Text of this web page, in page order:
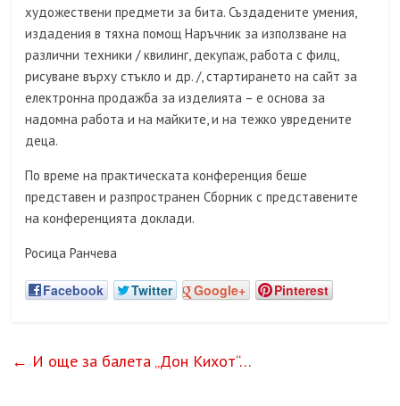
художествени предмети за бита. Създадените умения,
издадения в тяхна помощ Наръчник за използване на
различни техники / квилинг, декупаж, работа с филц,
рисуване върху стъкло и др. /, стартирането на сайт за
електронна продажба за изделията – е основа за
надомна работа и на майките, и на тежко увредените
деца.
По време на практическата конференция беше
представен и разпространен Сборник с представените
на конференцията доклади.
Росица Ранчева
Facebook Twitter Google+ Pinterest
← И още за балета „Дон Кихот“…